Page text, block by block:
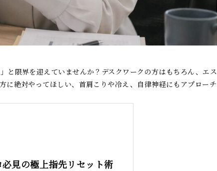
限界を迎えていませんか？デスクワークの方はもちろん、エス
に絶対やってほしい、首肩こりや冷え、自律神経にもアプローチ
見の極上指先リセット術